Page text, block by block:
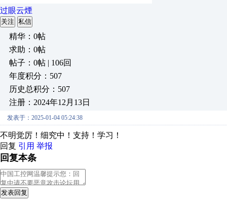
过眼云煙
关注 私信
精华：0帖
求助：0帖
帖子：0帖 | 106回
年度积分：507
历史总积分：507
注册：2024年12月13日
发表于：2025-01-04 05:24:38
不明觉厉！细究中！支持！学习！
回复 引用 举报
回复本条
发表回复